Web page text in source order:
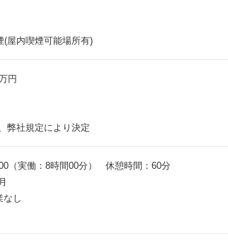
(屋内喫煙可能場所有)
円
弊社規定により決定
（実働：8時間00分） 休憩時間：60分
なし